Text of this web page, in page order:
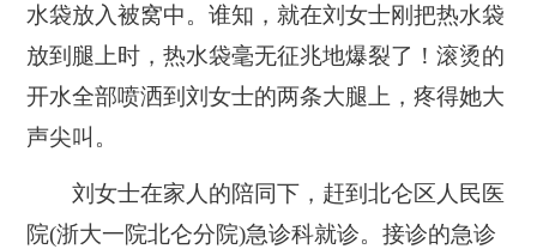
水袋放入被窝中。谁知，就在刘女士刚把热水袋
放到腿上时，热水袋毫无征兆地爆裂了！滚烫的
开水全部喷洒到刘女士的两条大腿上，疼得她大
声尖叫。
刘女士在家人的陪同下，赶到北仑区人民医
院(浙大一院北仑分院)急诊科就诊。接诊的急诊